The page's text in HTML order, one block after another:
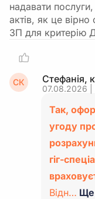
надавати
актів, як це
ЗП для критерію
СК Стефанія,
07.08.2026 |
Так,
угоду
гіг-
Відн… Ще